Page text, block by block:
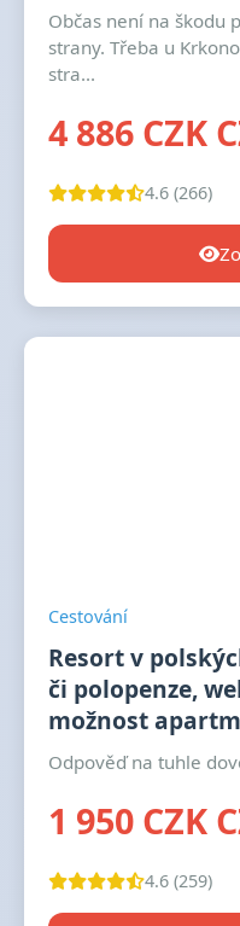
Občas není na škodu
strany. Třeba u
stra...
4 886 CZK
4.6 (266)
Cestování
Resort v
či polopenze,
možnost
Odpověď na tuhle
1 950 CZK
4.6 (259)